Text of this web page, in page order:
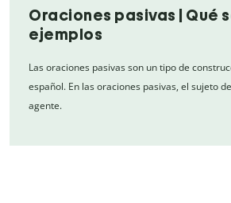
Oraciones pasivas | Qué
ejemplos
Las oraciones pasivas son un tipo de
español. En las oraciones pasivas, el sujeto
agente.